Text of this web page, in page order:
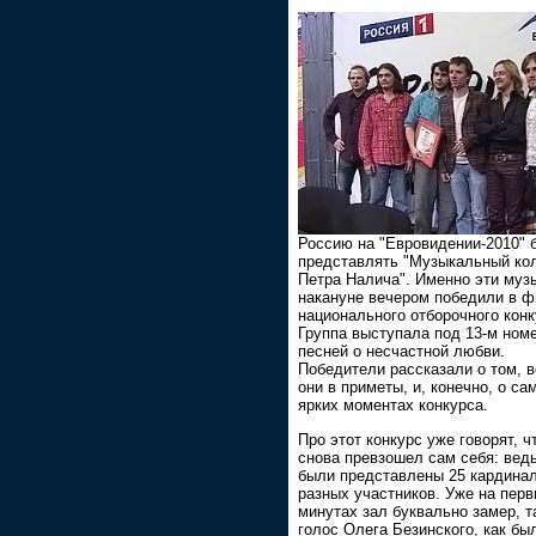
Россию на "Евровидении-2010"
представлять "Музыкальный
Петра Налича". Именно эти
накануне вечером победили в
национального отборочного
Группа выступала под 13-м
песней о несчастной любви.
Победители рассказали о том,
они в приметы, и, конечно, о
ярких моментах конкурса.
Про этот конкурс уже говорят,
снова превзошел сам себя:
были представлены 25
разных участников. Уже на
минутах зал буквально замер,
голос Олега Безинского, как